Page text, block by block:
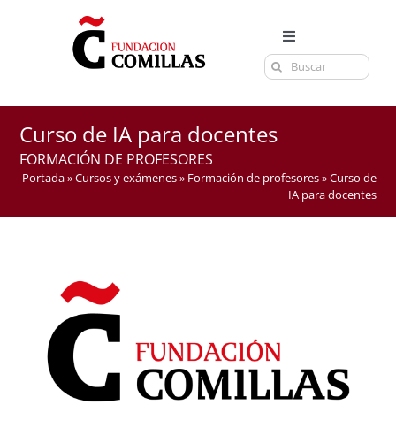
Toggle
Navigation
LA FUNDACIÓN
ESTUDIOS
EL CENTRO
CURSOS Y EXÁMENES
ACTUALIDAD
Buscar:
Curso de IA para docentes
FORMACIÓN DE PROFESORES
Portada»Cursos y exámenes» Formación de profesores»Curso de
IA para docentes